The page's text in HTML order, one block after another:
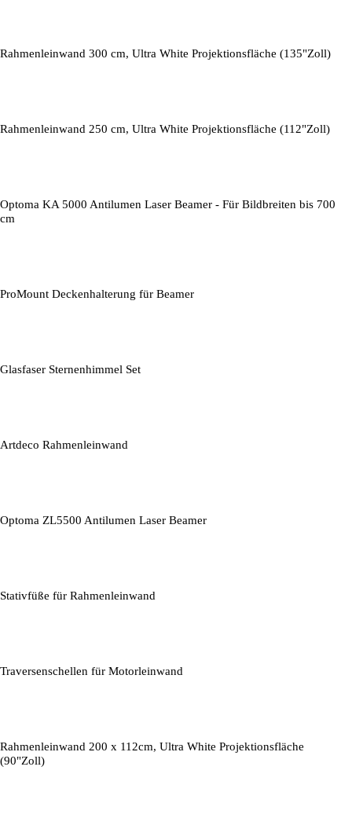
Rahmenleinwand 300 cm, Ultra White Projektionsfläche (135"Zoll)
Rahmenleinwand 250 cm, Ultra White Projektionsfläche (112"Zoll)
Optoma KA 5000 Antilumen Laser Beamer - Für Bildbreiten bis 700
cm
ProMount Deckenhalterung für Beamer
Glasfaser Sternenhimmel Set
Artdeco Rahmenleinwand
Optoma ZL5500 Antilumen Laser Beamer
Stativfüße für Rahmenleinwand
Traversenschellen für Motorleinwand
Rahmenleinwand 200 x 112cm, Ultra White Projektionsfläche
(90"Zoll)